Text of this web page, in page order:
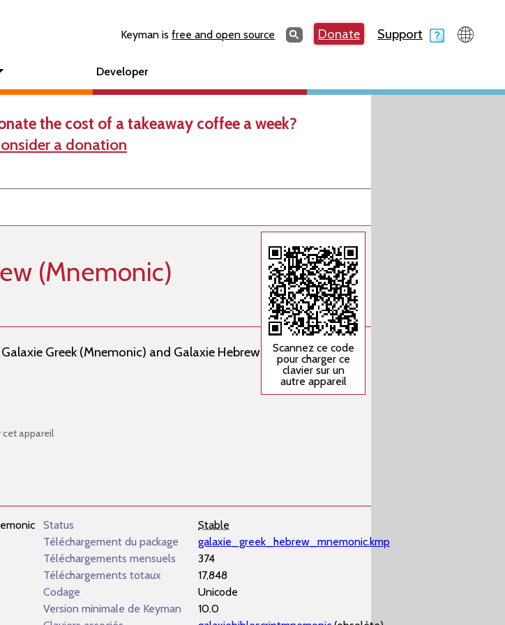
Keyman isfree and open source SearchSearchDonate Support
Developer
the cost of a takeaway coffee a week?
a donation
Scannez ce code
pour charger ce
clavier sur un
autre appareil
(Mnemonic)
Greek (Mnemonic) and Galaxie Hebrew
appareil
Status
Stable
Téléchargement du package
galaxie_greek_hebrew_mnemonic.kmp
Téléchargements mensuels
374
Téléchargements totaux
17,848
Codage
Unicode
Version minimale de Keyman
10.0